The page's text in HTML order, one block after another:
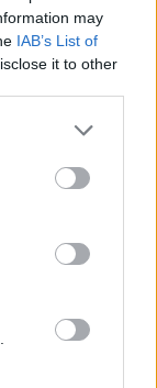
may
IAB’s List of
it to other
more Google
may click to
party tags to
below Google
rätt i två
att
om
så länge